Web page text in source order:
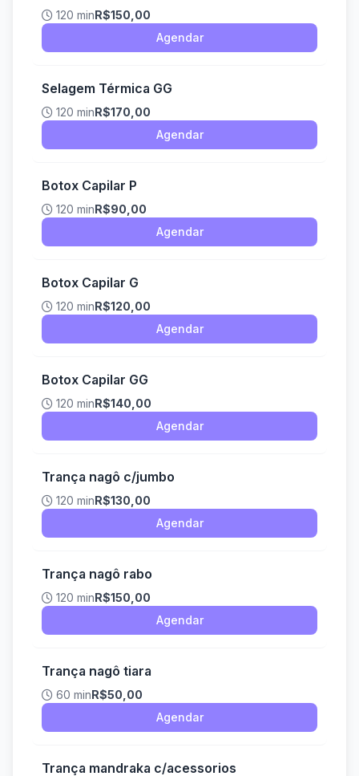
120 minR$150,00
Agendar
Selagem Térmica GG
120 minR$170,00
Agendar
Botox Capilar P
120 minR$90,00
Agendar
Botox Capilar G
120 minR$120,00
Agendar
Botox Capilar GG
120 minR$140,00
Agendar
Trança nagô c/jumbo
120 minR$130,00
Agendar
Trança nagô rabo
120 minR$150,00
Agendar
Trança nagô tiara
60 minR$50,00
Agendar
Trança mandraka c/acessorios